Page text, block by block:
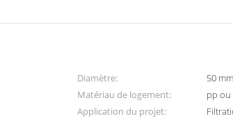
Diamètre:
50
Matériau de logement:
pp ou
Application du projet: